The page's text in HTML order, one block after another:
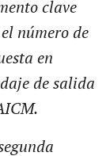
clave
número de
en
de salida